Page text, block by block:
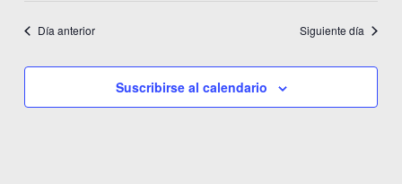
y
Eventos
de
fecha.
Día anterior Siguiente día
Suscribirse al calendario